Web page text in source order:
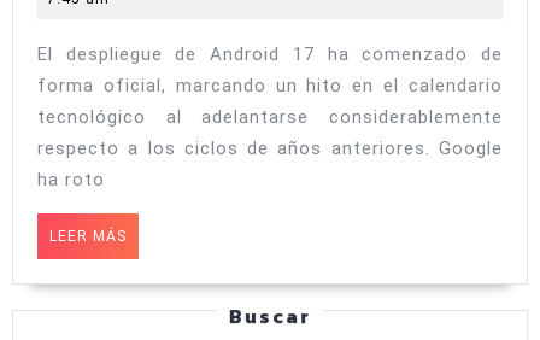
oficial:
de
móviles
El despliegue de Android 17 ha comenzado de
forma oficial, marcando un hito en el calendario
tecnológico al adelantarse considerablemente
respecto a los ciclos de años anteriores. Google
ha roto
LEER MÁS
MÁS
Buscar